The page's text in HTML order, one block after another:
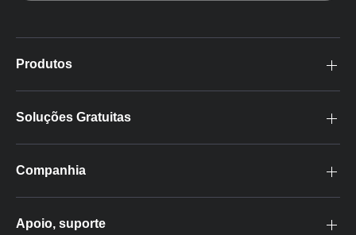
Produtos
Soluções Gratuitas
Companhia
Apoio, suporte